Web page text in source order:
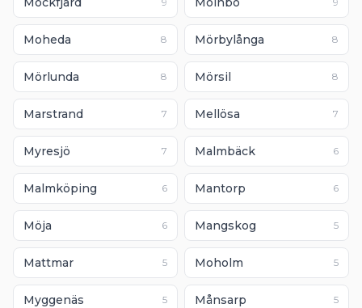
Moheda 8 Mörbylånga 8
Mörlunda 8 Mörsil 8
Marstrand 7 Mellösa 7
Myresjö 7 Malmbäck 6
Malmköping 6 Mantorp 6
Möja 6 Mangskog 5
Mattmar 5 Moholm 5
Myggenäs 5 Månsarp 5